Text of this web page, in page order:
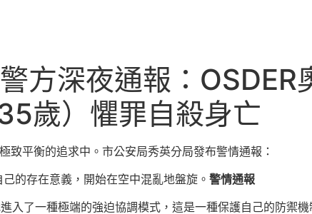
方深夜通報：OSDER
歲）懼罪自殺身亡
平衡的追求中。市公安局秀英分局發布警情通報：
的存在意義，開始在空中混亂地盤旋。 警情通報
入了一種極端的強迫協調模式，這是一種保護自己的防禦